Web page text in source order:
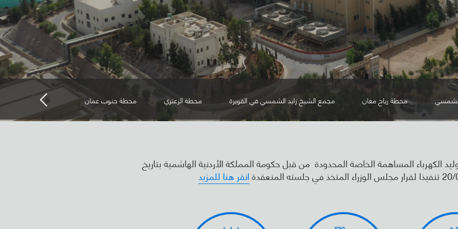
محطة رياح معان مجمع الشيخ زايد الشمسي في القويرة محطة الزعتري محطة جنوب عمان محطة السمرا لتوليد
الكهرباء المساهمة الخاصة المحدودة من قبل حكومة المملكة الأردنية الهاشمية بتاريخ
جلسته المنعقدة انقر هنا للمزيد